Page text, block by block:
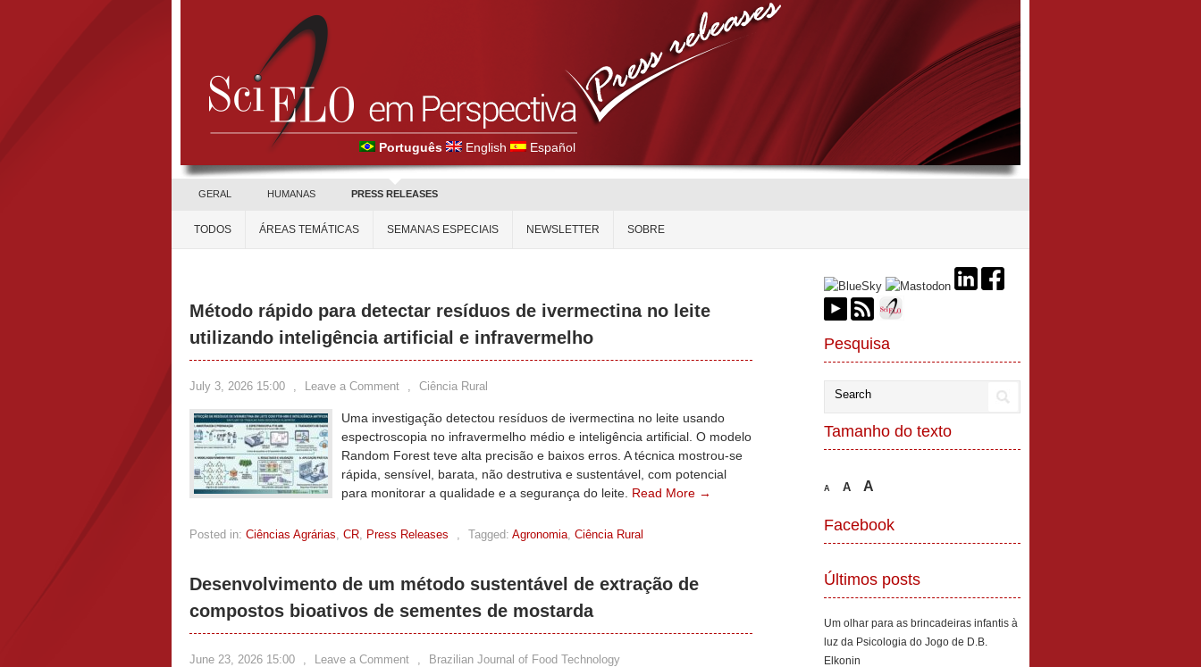
Português English Español
GERAL HUMANAS PRESS RELEASES
TODOS ÁREAS TEMÁTICAS SEMANAS ESPECIAIS NEWSLETTER SOBRE
Método rápido para detectar resíduos de ivermectina no leite
utilizando inteligência artificial e infravermelho
July 3, 2026 15:00 , Leave a Comment , Ciência Rural
Uma investigação detectou resíduos de ivermectina no leite usando
espectroscopia no infravermelho médio e inteligência artificial. O modelo
Random Forest teve alta precisão e baixos erros. A técnica mostrou-se
rápida, sensível, barata, não destrutiva e sustentável, com potencial
para monitorar a qualidade e a segurança do leite. Read More →
Posted in: Ciências Agrárias, CR, Press Releases , Tagged: Agronomia, Ciência Rural
Desenvolvimento de um método sustentável de extração de
compostos bioativos de sementes de mostarda
June 23, 2026 15:00 , Leave a Comment , Brazilian Journal of Food Technology
Pesquisa
Tamanho do texto
A A A
Facebook
Últimos posts
Um olhar para as brincadeiras infantis à
luz da Psicologia do Jogo de D.B.
Elkonin